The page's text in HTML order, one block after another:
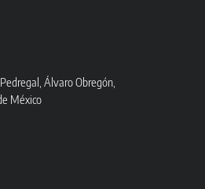
Álvaro Obregón,
México